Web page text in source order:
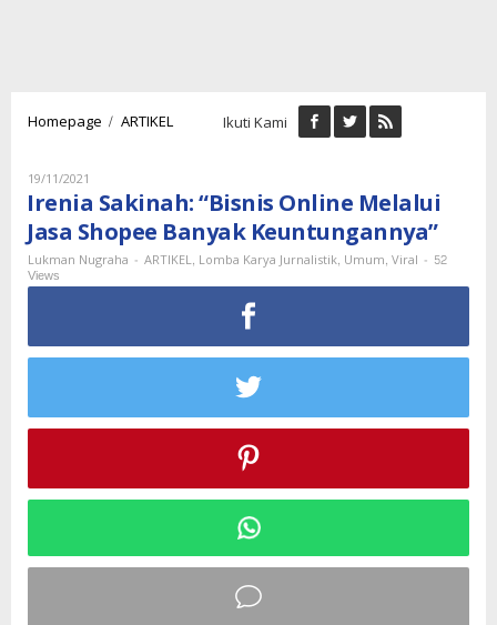
Homepage / ARTIKELIrenia
Melalui
Jasa
Shopee
Banyak
Keuntungannya”
Ikuti Kami
19/11/2021
Lukman
Nugraha
Irenia Sakinah: “Bisnis Online Melalui
Jasa Shopee Banyak Keuntungannya”
Lukman Nugraha - ARTIKEL, Lomba Karya Jurnalistik, Umum, Viral - 52
Views